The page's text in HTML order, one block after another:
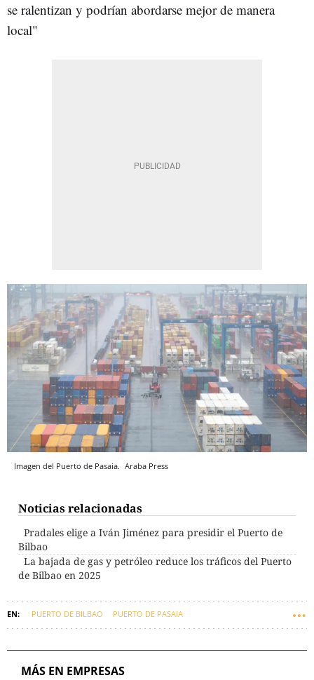
se ralentizan y podrían abordarse mejor de manera
local"
Imagen del Puerto de Pasaia. Araba Press
Noticias relacionadas
Pradales elige a Iván Jiménez para presidir el Puerto de
Bilbao
La bajada de gas y petróleo reduce los tráficos del Puerto
de Bilbao en 2025
PUERTO DE BILBAO PUERTO DE PASAIA
MÁS EN EMPRESAS